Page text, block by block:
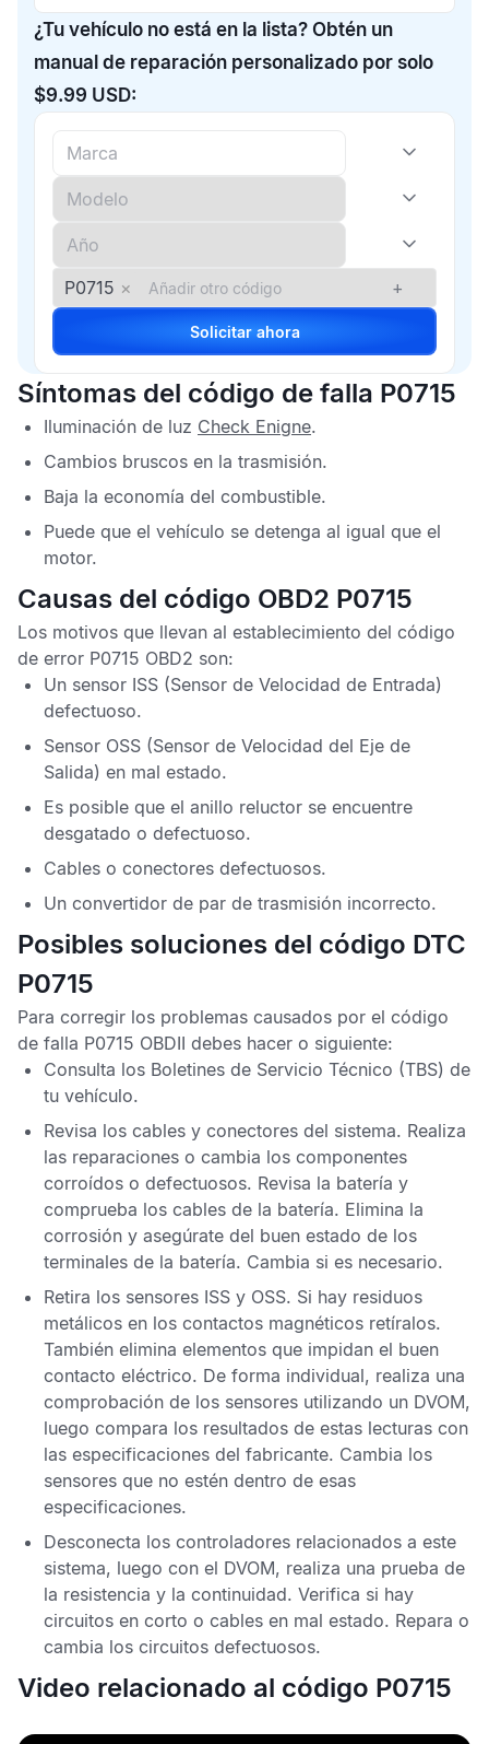
¿Tu vehículo no está en la lista? Obtén un
manual de reparación personalizado por solo
$9.99 USD:
P0715 × +
Solicitar ahora
Síntomas del código de falla P0715
Iluminación de luz Check Enigne.
Cambios bruscos en la trasmisión.
Baja la economía del combustible.
Puede que el vehículo se detenga al igual que el
motor.
Causas del código OBD2 P0715
Los motivos que llevan al establecimiento del código
de error P0715 OBD2 son:
Un sensor ISS (Sensor de Velocidad de Entrada)
defectuoso.
Sensor OSS (Sensor de Velocidad del Eje de
Salida) en mal estado.
Es posible que el anillo reluctor se encuentre
desgatado o defectuoso.
Cables o conectores defectuosos.
Un convertidor de par de trasmisión incorrecto.
Posibles soluciones del código DTC
P0715
Para corregir los problemas causados por el código
de falla P0715 OBDII debes hacer o siguiente:
Consulta los Boletines de Servicio Técnico (TBS) de
tu vehículo.
Revisa los cables y conectores del sistema. Realiza
las reparaciones o cambia los componentes
corroídos o defectuosos. Revisa la batería y
comprueba los cables de la batería. Elimina la
corrosión y asegúrate del buen estado de los
terminales de la batería. Cambia si es necesario.
Retira los sensores ISS y OSS. Si hay residuos
metálicos en los contactos magnéticos retíralos.
También elimina elementos que impidan el buen
contacto eléctrico. De forma individual, realiza una
comprobación de los sensores utilizando un DVOM,
luego compara los resultados de estas lecturas con
las especificaciones del fabricante. Cambia los
sensores que no estén dentro de esas
especificaciones.
Desconecta los controladores relacionados a este
sistema, luego con el DVOM, realiza una prueba de
la resistencia y la continuidad. Verifica si hay
circuitos en corto o cables en mal estado. Repara o
cambia los circuitos defectuosos.
Video relacionado al código P0715